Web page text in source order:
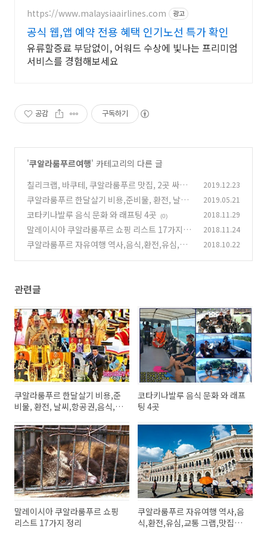
https://www.malaysiaairlines.com 광고
공식 웹,앱 예약 전용 혜택 인기노선 특가 확인
유류할증료 부담없이, 어워드 수상에 빛나는 프리미엄
서비스를 경험해보세요
공감 구독하기
'쿠알라룸푸르여행' 카테고리의 다른 글
칠리크랩, 바쿠테, 쿠알라룸푸르 맛집, 2곳 싸고
맛있는 식당, 2년 체류
(0)
2019.12.23
쿠알라룸푸르 한달살기 비용,준비물, 환전, 날씨,
항공권,음식, 교 (0)
2019.05.21
코타키나발루 음식 문화 와 래프팅 4곳 (0) 2018.11.29
말레이시아 쿠알라룸푸르 쇼핑 리스트 17가지 정
리
(0)
2018.11.24
쿠알라룸푸르 자유여행 역사,음식,환전,유심,교
2018.10.22
관련글
쿠알라룸푸르 한달살기 비용,준
비물, 환전, 날씨,항공권,음식,
코타키나발루 음식 문화 와 래프
팅 4곳
말레이시아 쿠알라룸푸르 쇼핑
리스트 17가지 정리
쿠알라룸푸르 자유여행 역사,음
식,환전,유심,교통 그랩,맛집음